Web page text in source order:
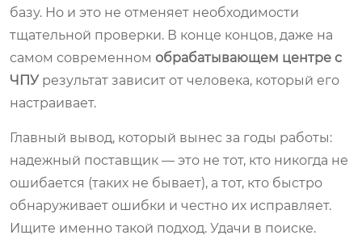
базу. Но и это не отменяет необходимости
тщательной проверки. В конце концов, даже на
самом современном обрабатывающем центре с
ЧПУрезультат зависит от человека, который его
настраивает.
Главный вывод, который вынес за годы работы:
надежный поставщик — это не тот, кто никогда не
ошибается (таких не бывает), а тот, кто быстро
обнаруживает ошибки и честно их исправляет.
Ищите именно такой подход. Удачи в поиске.